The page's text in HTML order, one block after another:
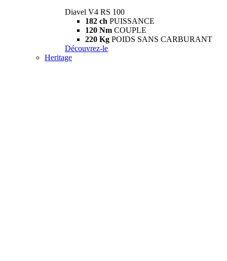
Diavel V4 RS 100
182 ch PUISSANCE
120 Nm COUPLE
220 Kg POIDS SANS CARBURANT
Découvrez-le
Heritage